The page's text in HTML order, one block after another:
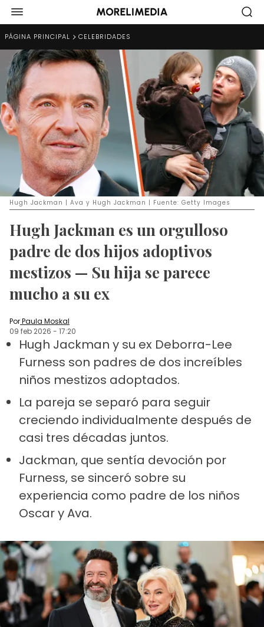
PÁGINA PRINCIPAL CELEBRIDADES
Hugh Jackman | Ava y Hugh Jackman | Fuente: Getty Images
Hugh Jackman es un orgulloso
padre de dos hijos adoptivos
mestizos — Su hija se parece
mucho a su ex
PorPaula Moskal
09 feb 2026 - 17:20
Hugh Jackman y su ex Deborra-Lee
Furness son padres de dos increíbles
niños mestizos adoptados.
La pareja se separó para seguir
creciendo individualmente después de
casi tres décadas juntos.
Jackman, que sentía devoción por
Furness, se sinceró sobre su
experiencia como padre de los niños
Oscar y Ava.